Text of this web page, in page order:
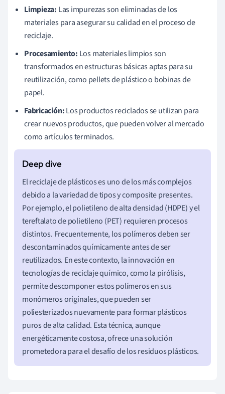
Limpieza: Las impurezas son eliminadas de los
materiales para asegurar su calidad en el proceso de
reciclaje.
Procesamiento: Los materiales limpios son
transformados en estructuras básicas aptas para su
reutilización, como pellets de plástico o bobinas de
papel.
Fabricación:Los productos reciclados se utilizan para
crear nuevos productos, que pueden volver al mercado
como artículos terminados.
El reciclaje de plásticos es uno de los más complejos
debido a la variedad de tipos y composite presentes.
Por ejemplo, el polietileno de alta densidad (HDPE) y el
tereftalato de polietileno (PET) requieren procesos
distintos. Frecuentemente, los polímeros deben ser
descontaminados químicamente antes de ser
reutilizados. En este contexto, la innovación en
tecnologías de reciclaje químico, como la pirólisis,
permite descomponer estos polímeros en sus
monómeros originales, que pueden ser
poliesterizados nuevamente para formar plásticos
puros de alta calidad. Esta técnica, aunque
energéticamente costosa, ofrece una solución
prometedora para el desafío de los residuos plásticos.